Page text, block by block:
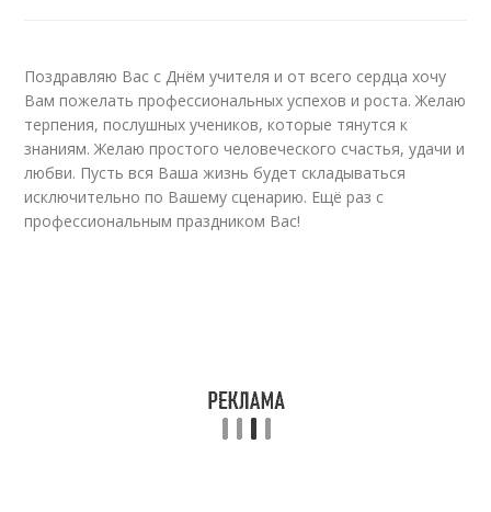
Поздравляю Вас с Днём учителя и от всего сердца хочу
Вам пожелать профессиональных успехов и роста. Желаю
терпения, послушных учеников, которые тянутся к
знаниям. Желаю простого человеческого счастья, удачи и
любви. Пусть вся Ваша жизнь будет складываться
исключительно по Вашему сценарию. Ещё раз с
профессиональным праздником Вас!